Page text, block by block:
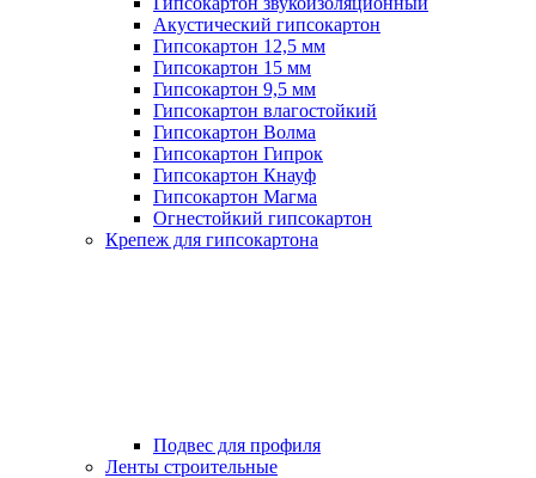
Акустический гипсокартон
Гипсокартон 12,5 мм
Гипсокартон 15 мм
Гипсокартон 9,5 мм
Гипсокартон влагостойкий
Гипсокартон Волма
Гипсокартон Гипрок
Гипсокартон Кнауф
Гипсокартон Магма
Огнестойкий гипсокартон
Крепеж для гипсокартона
Подвес для профиля
Ленты строительные